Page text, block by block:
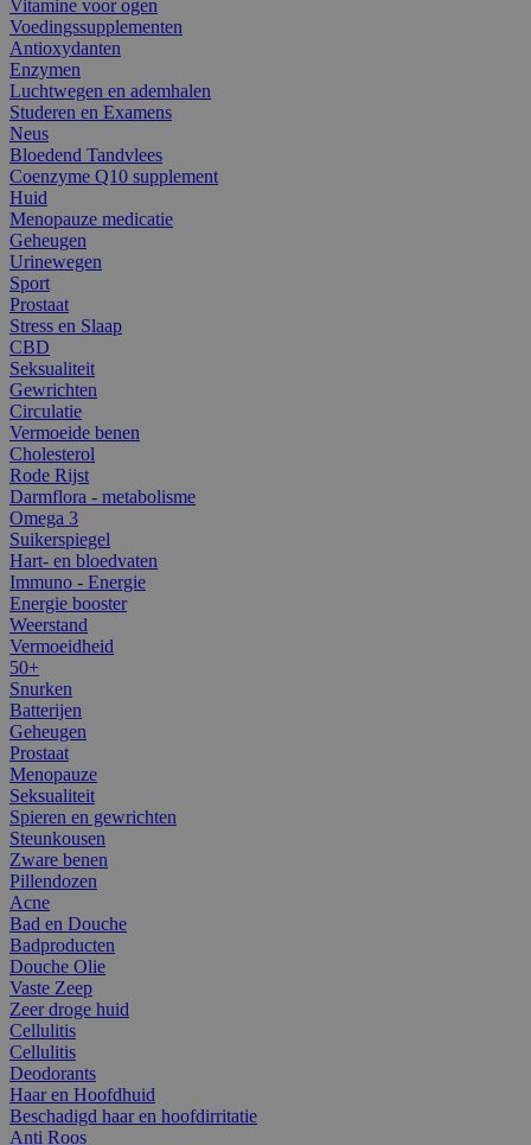
Vitamine voor ogen
Voedingssupplementen
Antioxydanten
Enzymen
Luchtwegen en ademhalen
Studeren en Examens
Neus
Bloedend Tandvlees
Coenzyme Q10 supplement
Huid
Menopauze medicatie
Geheugen
Urinewegen
Sport
Prostaat
Stress en Slaap
CBD
Seksualiteit
Gewrichten
Circulatie
Vermoeide benen
Cholesterol
Rode Rijst
Darmflora - metabolisme
Omega 3
Suikerspiegel
Hart- en bloedvaten
Immuno - Energie
Energie booster
Weerstand
Vermoeidheid
50+
Snurken
Batterijen
Geheugen
Prostaat
Menopauze
Seksualiteit
Spieren en gewrichten
Steunkousen
Zware benen
Pillendozen
Acne
Bad en Douche
Badproducten
Douche Olie
Vaste Zeep
Zeer droge huid
Cellulitis
Cellulitis
Deodorants
Haar en Hoofdhuid
Beschadigd haar en hoofdirritatie
Anti Roos